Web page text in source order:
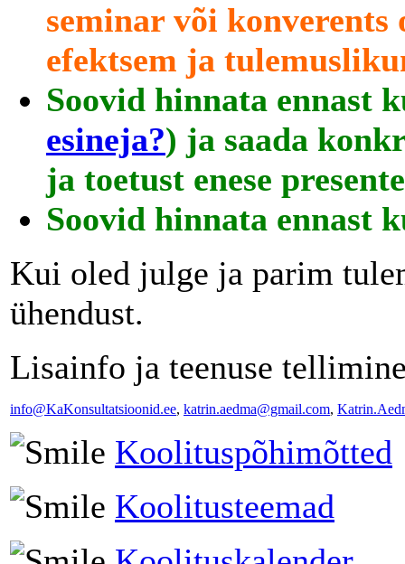
seminar või
efektsem ja
Soovid hinnata ennast
esineja?) ja saada
ja toetust enese
Soovid hinnata
Kui oled julge ja parim
ühendust.
Lisainfo ja teenuse
info@KaKonsultatsioonid.ee, katrin.aedma@gmail.com,
Koolituspõhimõtted
Koolitusteemad